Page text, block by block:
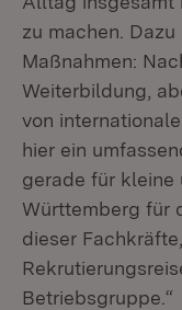
zu machen.
Maßnahmen:
Weiterbildung,
von
hier ein
gerade für kleine
Württemberg für
dieser
Betriebsgruppe.“